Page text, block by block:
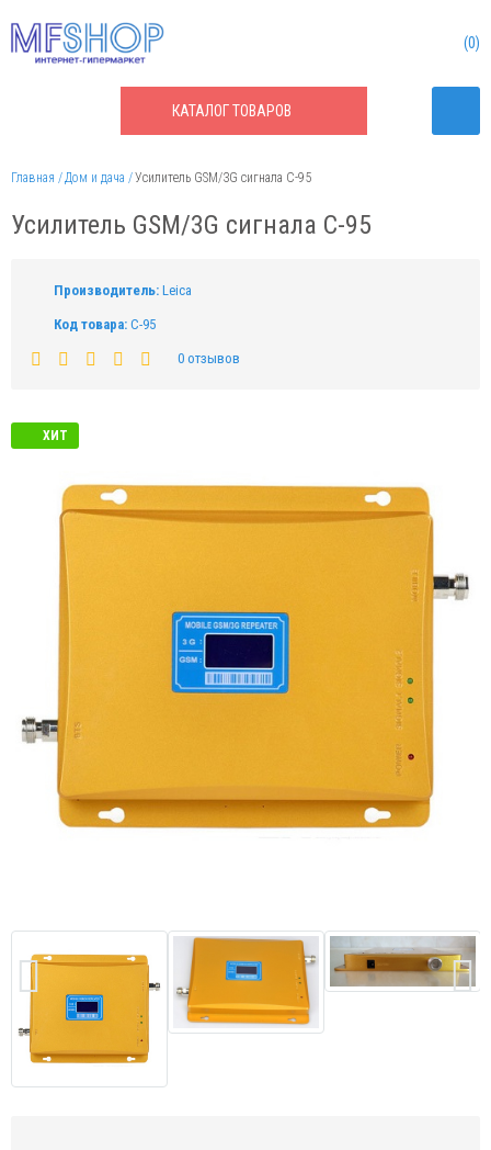
КАТАЛОГТОВАРОВ
0
Главная Дом и дача Усилитель GSM/3G сигнала C-95
Усилитель GSM/3G сигнала C-95
Производитель: Leica
Код товара: C-95
0 отзывов
ХИТ